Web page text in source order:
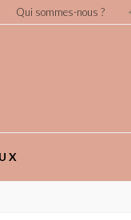
Qui sommes-nous ?